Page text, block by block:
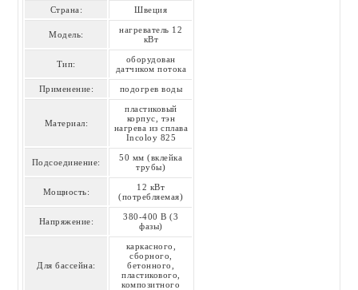
Страна: Швеция
Модель:
нагреватель 12
кВт
Тип:
оборудован
датчиком потока
Применение: подогрев воды
Материал:
пластиковый
корпус, тэн
нагрева из сплава
Incoloy 825
Подсоединение:
50 мм (вклейка
трубы)
Мощность:
12 кВт
(потребляемая)
Напряжение:
380-400 В (3
фазы)
Для бассейна:
каркасного,
сборного,
бетонного,
пластикового,
композитного